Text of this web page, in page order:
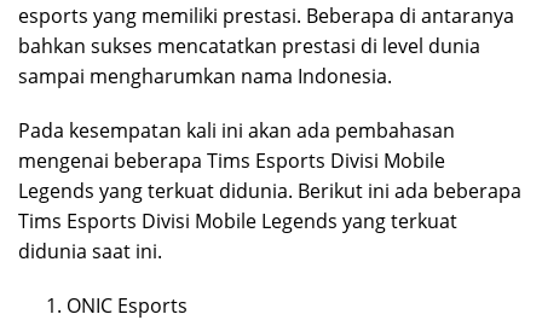
esports yang memiliki prestasi. Beberapa di antaranya
bahkan sukses mencatatkan prestasi di level dunia
sampai mengharumkan nama Indonesia.
Pada kesempatan kali ini akan ada pembahasan
mengenai beberapa Tims Esports Divisi Mobile
Legends yang terkuat didunia. Berikut ini ada beberapa
Tims Esports Divisi Mobile Legends yang terkuat
didunia saat ini.
ONIC Esports